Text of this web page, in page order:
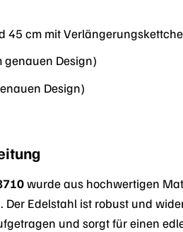
45 cm mit
Design)
Design)
wurde aus hochwertigen
Edelstahl ist robust und
und sorgt für einen